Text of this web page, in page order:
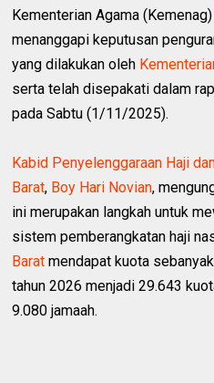
Kementerian Agama (Kemenag)
menanggapi keputusan
yang dilakukan oleh
serta telah disepakati dalam
pada Sabtu (1/11/2025).
Kabid Penyelenggaraan Haji
Barat, Boy Hari Novian,
ini merupakan langkah untuk
sistem pemberangkatan haji
Barat mendapat kuota
tahun 2026 menjadi 29.643
9.080 jamaah.